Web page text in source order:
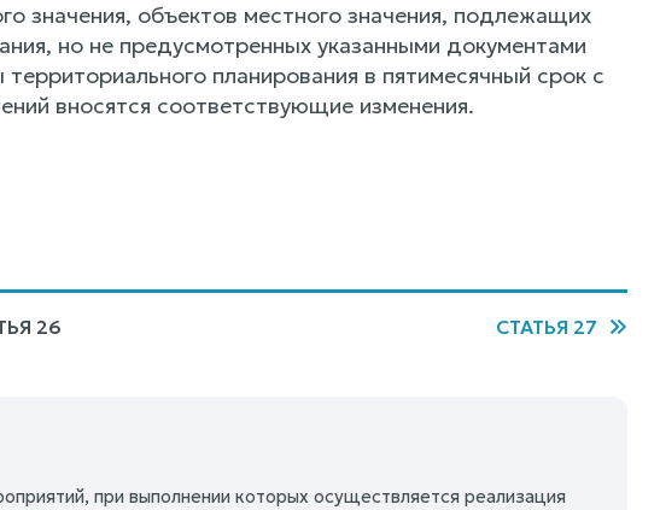
значения, объектов местного значения, подлежащих
но не предусмотренных указанными документами
планирования в пятимесячный срок с
вносятся соответствующие изменения.
26 СТАТЬЯ 27
при выполнении которых осуществляется реализация